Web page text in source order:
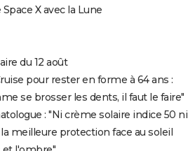
X avec la Lune
du 12 août
pour rester en forme à 64 ans :
se brosser les dents, il faut le faire"
: "Ni crème solaire indice 50 ni
meilleure protection face au soleil